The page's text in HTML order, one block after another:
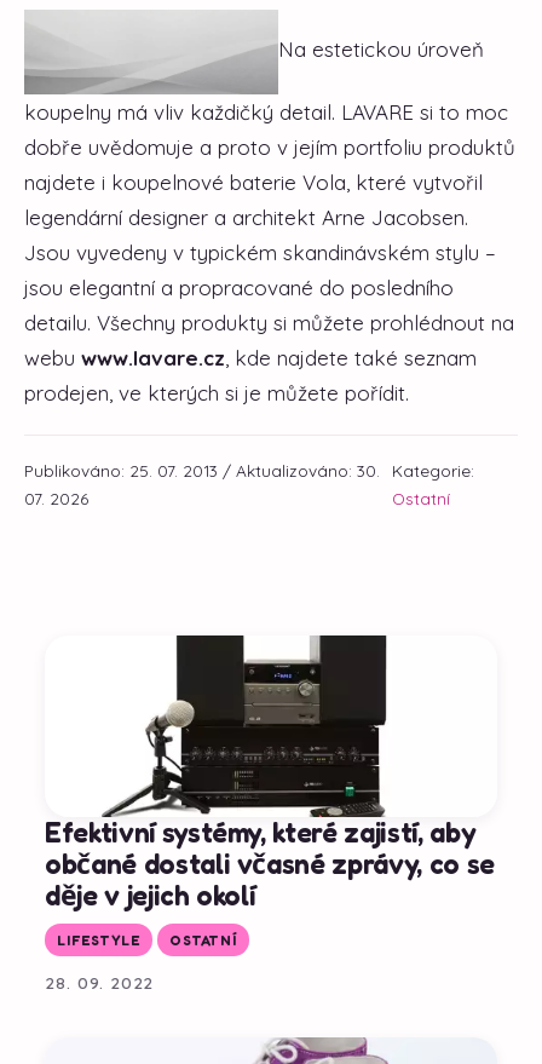
Na estetickou úroveň
koupelny má vliv každičký detail. LAVARE si to moc
dobře uvědomuje a proto v jejím portfoliu produktů
najdete i koupelnové baterie Vola, které vytvořil
legendární designer a architekt Arne Jacobsen.
Jsou vyvedeny v typickém skandinávském stylu –
jsou elegantní a propracované do posledního
detailu. Všechny produkty si můžete prohlédnout na
webu www.lavare.cz , kde najdete také seznam
prodejen, ve kterých si je můžete pořídit.
Publikováno: 25. 07. 2013 / Aktualizováno: 30.
07. 2026
Kategorie:
Ostatní
Efektivní systémy, které zajistí, aby
občané dostali včasné zprávy, co se
děje v jejich okolí
LIFESTYLE OSTATNÍ
28. 09. 2022